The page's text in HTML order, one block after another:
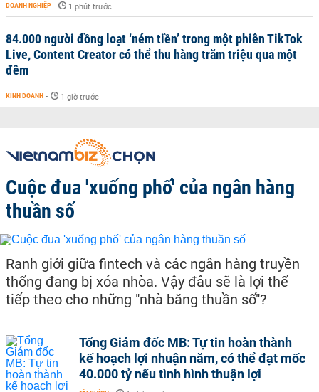
DOANH NGHIỆP - 1 phút trước
84.000 người đồng loạt ‘ném tiền’ trong một phiên TikTok
Live, Content Creator có thể thu hàng trăm triệu qua một
đêm
KINH DOANH - 1 giờ trước
Cuộc đua 'xuống phố' của ngân hàng
thuần số
Ranh giới giữa fintech và các ngân hàng truyền
thống đang bị xóa nhòa. Vậy đâu sẽ là lợi thế
tiếp theo cho những "nhà băng thuần số"?
Tổng Giám đốc MB: Tự tin hoàn thành
kế hoạch lợi nhuận năm, có thể đạt mốc
40.000 tỷ nếu tình hình thuận lợi